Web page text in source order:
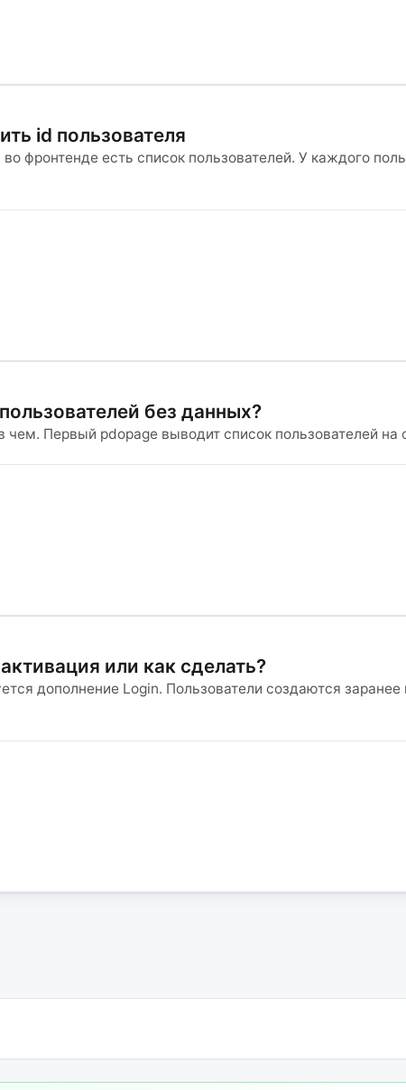
id пользователя
фронтенде есть список пользователей. У каждого
без данных?
чем. Первый pdopage выводит список пользователей
или как сделать?
дополнение Login. Пользователи создаются